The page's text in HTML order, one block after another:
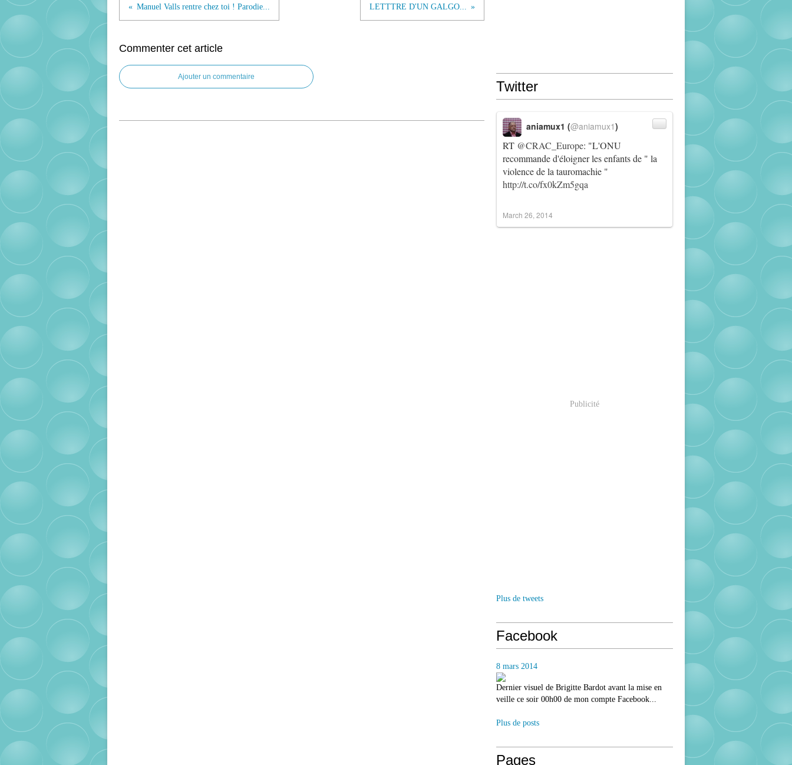
Manuel Valls rentre chez toi ! Parodie... LETTTRE D'UN GALGO...
Commenter cet article
Ajouter un commentaire
Twitter
RT @CRAC_Europe: "L'ONU
recommande d'éloigner les enfants de " la
violence de la tauromachie "
http://t.co/fx0kZm5gqa
aniamux1 (@aniamux1)
March 26, 2014
Publicité
Plus de tweets
Facebook
8 mars 2014
Dernier visuel de Brigitte Bardot avant la mise en
veille ce soir 00h00 de mon compte Facebook...
Plus de posts
Pages